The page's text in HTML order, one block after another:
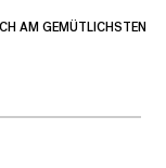
AM GEMÜTLICHSTEN